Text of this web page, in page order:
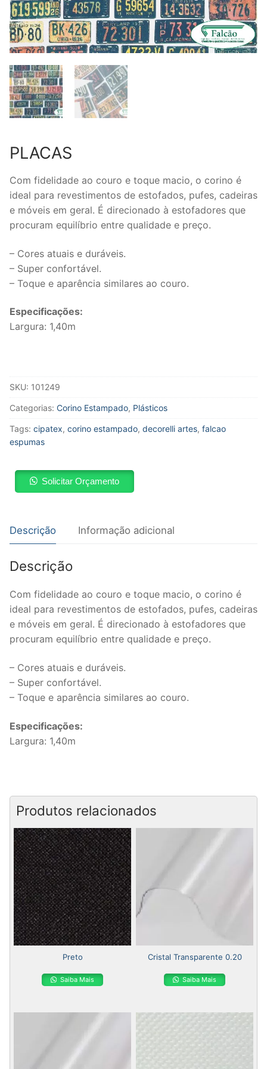
PLACAS
Com fidelidade ao couro e toque macio, o corino é
ideal para revestimentos de estofados, pufes, cadeiras
e móveis em geral. É direcionado à estofadores que
procuram equilíbrio entre qualidade e preço.
– Cores atuais e duráveis.
– Super confortável.
– Toque e aparência similares ao couro.
Especificações:
Largura: 1,40m
SKU: 101249
Categorias: Corino Estampado, Plásticos
Tags: cipatex, corino estampado, decorelli artes, falcao
espumas
Solicitar Orçamento
Descrição Informação adicional
Descrição
Com fidelidade ao couro e toque macio, o corino é
ideal para revestimentos de estofados, pufes, cadeiras
e móveis em geral. É direcionado à estofadores que
procuram equilíbrio entre qualidade e preço.
– Cores atuais e duráveis.
– Super confortável.
– Toque e aparência similares ao couro.
Especificações:
Largura: 1,40m
Produtos relacionados
Preto
Saiba Mais
Cristal Transparente 0.20
Saiba Mais